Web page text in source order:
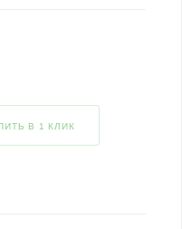
В 1 КЛИК